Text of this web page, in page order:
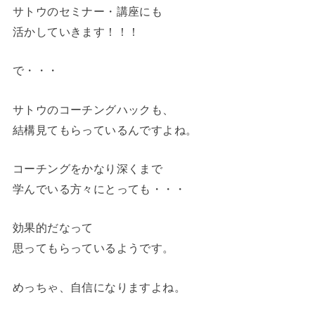
サトウのセミナー・講座にも
活かしていきます！！！
で・・・
サトウのコーチングハックも、
結構見てもらっているんですよね。
コーチングをかなり深くまで
学んでいる方々にとっても・・・
効果的だなって
思ってもらっているようです。
めっちゃ、自信になりますよね。